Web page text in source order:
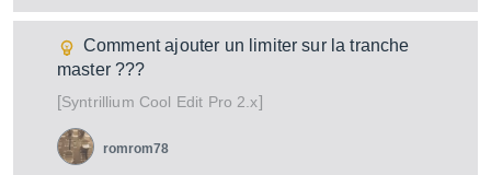
Comment ajouter un limiter sur la tranche
master ???
[Syntrillium Cool Edit Pro 2.x]
romrom78